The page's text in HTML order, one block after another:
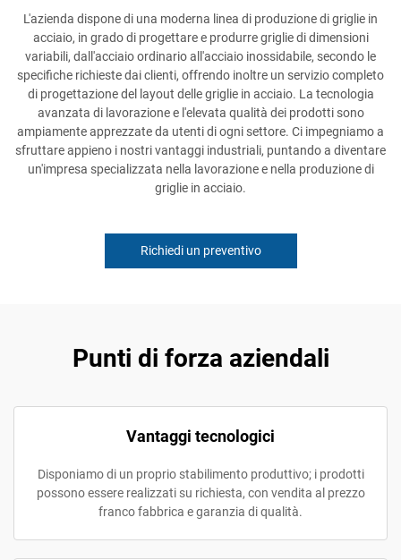
L'azienda dispone di una moderna linea di produzione di griglie in
acciaio, in grado di progettare e produrre griglie di dimensioni
variabili, dall'acciaio ordinario all'acciaio inossidabile, secondo le
specifiche richieste dai clienti, offrendo inoltre un servizio completo
di progettazione del layout delle griglie in acciaio. La tecnologia
avanzata di lavorazione e l'elevata qualità dei prodotti sono
ampiamente apprezzate da utenti di ogni settore. Ci impegniamo a
sfruttare appieno i nostri vantaggi industriali, puntando a diventare
un'impresa specializzata nella lavorazione e nella produzione di
griglie in acciaio.
Richiedi un preventivo
Punti di forza aziendali
Vantaggi tecnologici
Disponiamo di un proprio stabilimento produttivo; i prodotti
possono essere realizzati su richiesta, con vendita al prezzo
franco fabbrica e garanzia di qualità.